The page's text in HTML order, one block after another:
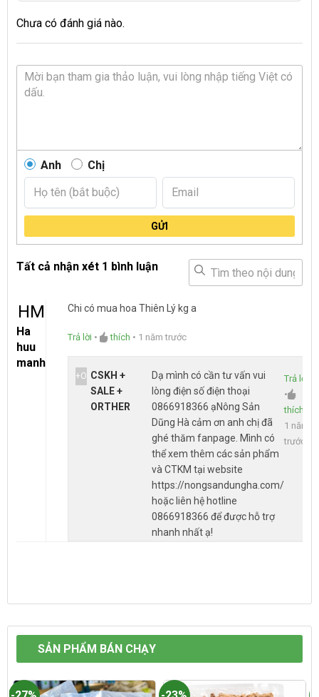
Chưa có đánh giá nào.
Anh Chị
GỬI
Tất cả nhận xét 1 bình luận
HM
Ha
huu
manh
Chi có mua hoa Thiên Lý kg a
Trả lời • thích • 1 năm trước
+O CSKH +
SALE +
ORTHER
Dạ mình có cần tư vấn vui
lòng điện số điện thoại
0866918366 ạNông Sản
Dũng Hà cảm ơn anh chị đã
ghé thăm fanpage. Mình có
thể xem thêm các sản phẩm
và CTKM tại website
https://nongsandungha.com/
hoặc liên hệ hotline
0866918366 để được hỗ trợ
nhanh nhất ạ!
Trả lời
•
thích
1 năm
trước
SẢN PHẨM BÁN CHẠY